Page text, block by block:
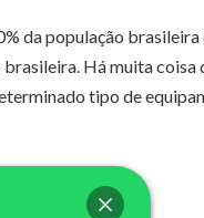
da população
Há muita
tipo de